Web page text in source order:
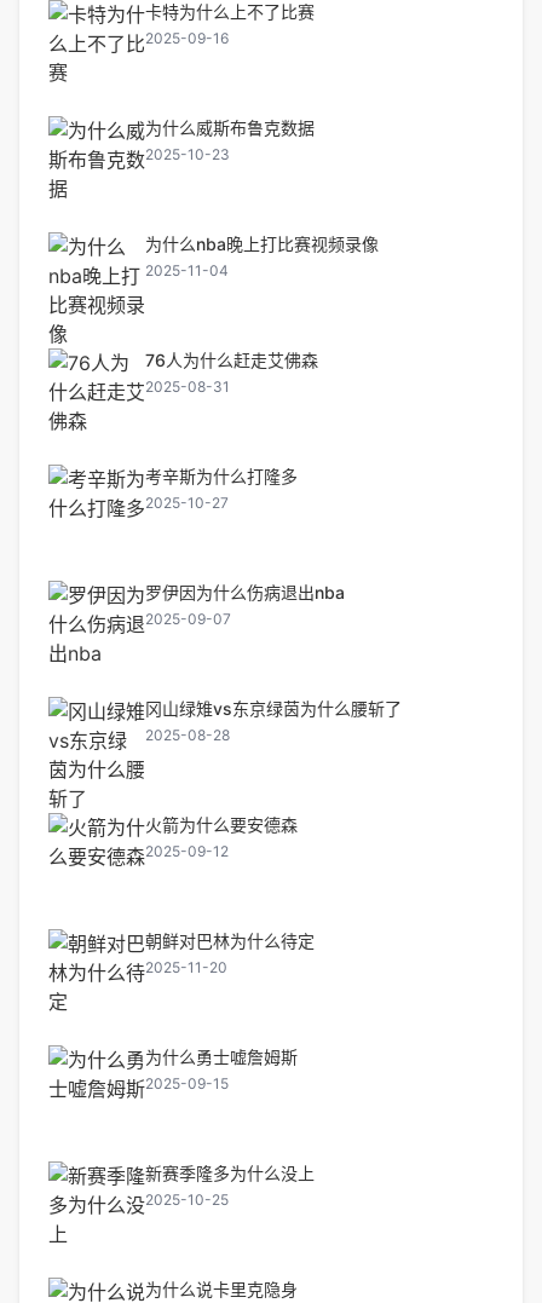
卡特为什么上不了比赛
2025-09-16
为什么威斯布鲁克数据
2025-10-23
为什么nba晚上打比赛视频录像
2025-11-04
76人为什么赶走艾佛森
2025-08-31
考辛斯为什么打隆多
2025-10-27
罗伊因为什么伤病退出nba
2025-09-07
冈山绿雉vs东京绿茵为什么腰斩了
2025-08-28
火箭为什么要安德森
2025-09-12
朝鲜对巴林为什么待定
2025-11-20
为什么勇士嘘詹姆斯
2025-09-15
新赛季隆多为什么没上
2025-10-25
为什么说卡里克隐身